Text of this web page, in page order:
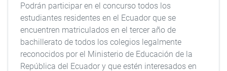
Podrán participar en el concurso todos los
estudiantes residentes en el Ecuador que se
encuentren matriculados en el tercer año de
bachillerato de todos los colegios legalmente
reconocidos por el Ministerio de Educación de la
República del Ecuador y que estén interesados en